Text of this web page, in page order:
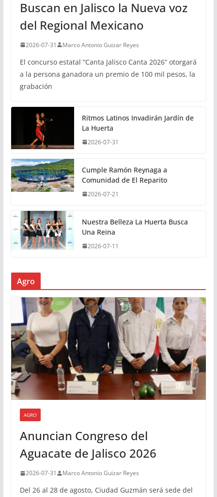
Buscan en Jalisco la Nueva voz
del Regional Mexicano
2026-07-31 Marco Antonio Guizar Reyes
El concurso estatal “Canta Jalisco Canta 2026” otorgará
a la persona ganadora un premio de 100 mil pesos, la
grabación
Ritmos Latinos Invadirán Jardín de
La Huerta
2026-07-31
Cumple Ramón Reynaga a
Comunidad de El Reparito
2026-07-21
Nuestra Belleza La Huerta Busca
Una Reina
2026-07-11
Agro
AGRO
Anuncian Congreso del
Aguacate de Jalisco 2026
2026-07-31 Marco Antonio Guizar Reyes
Del 26 al 28 de agosto, Ciudad Guzmán será sede del